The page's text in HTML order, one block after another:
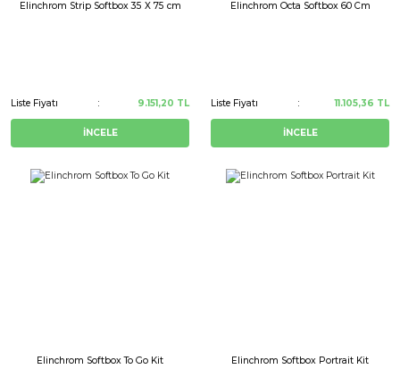
Elinchrom Strip Softbox 35 X 75 cm
Liste Fiyatı 9.151,20 TL
İNCELE
Elinchrom Octa Softbox 60 Cm
Liste Fiyatı 11.105,36 TL
İNCELE
Elinchrom Softbox To Go Kit Elinchrom Softbox Portrait Kit